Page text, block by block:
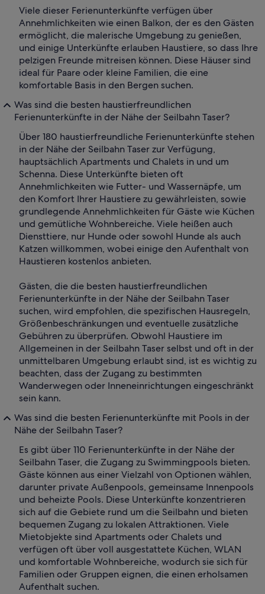
Viele dieser Ferienunterkünfte verfügen über
Annehmlichkeiten wie einen Balkon, der es den Gästen
ermöglicht, die malerische Umgebung zu genießen,
und einige Unterkünfte erlauben Haustiere, so dass Ihre
pelzigen Freunde mitreisen können. Diese Häuser sind
ideal für Paare oder kleine Familien, die eine
komfortable Basis in den Bergen suchen.
Was sind die besten haustierfreundlichen
Ferienunterkünfte in der Nähe der Seilbahn Taser?
Über 180 haustierfreundliche Ferienunterkünfte stehen
in der Nähe der Seilbahn Taser zur Verfügung,
hauptsächlich Apartments und Chalets in und um
Schenna. Diese Unterkünfte bieten oft
Annehmlichkeiten wie Futter- und Wassernäpfe, um
den Komfort Ihrer Haustiere zu gewährleisten, sowie
grundlegende Annehmlichkeiten für Gäste wie Küchen
und gemütliche Wohnbereiche. Viele heißen auch
Diensttiere, nur Hunde oder sowohl Hunde als auch
Katzen willkommen, wobei einige den Aufenthalt von
Haustieren kostenlos anbieten.
Gästen, die die besten haustierfreundlichen
Ferienunterkünfte in der Nähe der Seilbahn Taser
suchen, wird empfohlen, die spezifischen Hausregeln,
Größenbeschränkungen und eventuelle zusätzliche
Gebühren zu überprüfen. Obwohl Haustiere im
Allgemeinen in der Seilbahn Taser selbst und oft in der
unmittelbaren Umgebung erlaubt sind, ist es wichtig zu
beachten, dass der Zugang zu bestimmten
Wanderwegen oder Inneneinrichtungen eingeschränkt
sein kann.
Was sind die besten Ferienunterkünfte mit Pools in der
Nähe der Seilbahn Taser?
Es gibt über 110 Ferienunterkünfte in der Nähe der
Seilbahn Taser, die Zugang zu Swimmingpools bieten.
Gäste können aus einer Vielzahl von Optionen wählen,
darunter private Außenpools, gemeinsame Innenpools
und beheizte Pools. Diese Unterkünfte konzentrieren
sich auf die Gebiete rund um die Seilbahn und bieten
bequemen Zugang zu lokalen Attraktionen. Viele
Mietobjekte sind Apartments oder Chalets und
verfügen oft über voll ausgestattete Küchen, WLAN
und komfortable Wohnbereiche, wodurch sie sich für
Familien oder Gruppen eignen, die einen erholsamen
Aufenthalt suchen.